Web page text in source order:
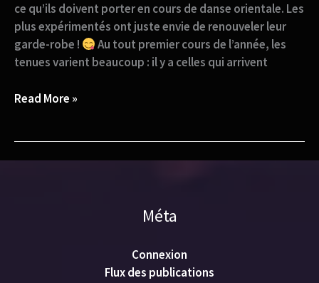
ce qu’ils doivent porter en cours de danse orientale. Les
plus expérimentés ont juste envie de renouveler leur
garde-robe !
Au tout premier cours de l’année, les
tenues varient beaucoup : il y a celles qui arrivent
Read More »
Méta
Connexion
Flux des publications